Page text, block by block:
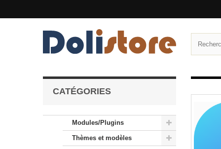
CATÉGORIES
Modules/Plugins
Thèmes et modèles